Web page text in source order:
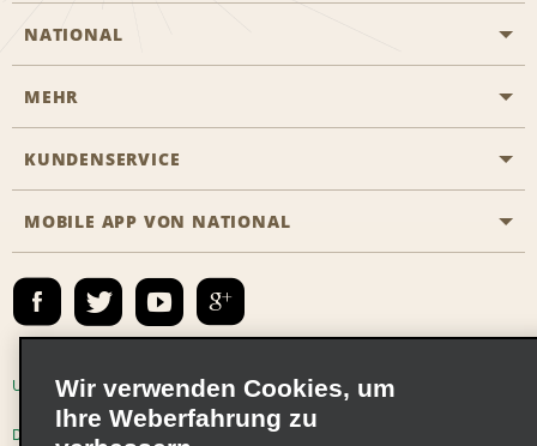
NATIONAL
Eine Reservierung vornehmen
Das Business Rental Programm
Emerald Club Anmelden
MEHR
Karriere
KUNDENSERVICE
Barrierefreiheit
Kontakt
E-Mail anmelden
MOBILE APP VON NATIONAL
Unternehmensinformationen Nutzungsbedingungen
Datenschutzrichtlinie Cookie-Richtlinie
Wir verwenden Cookies, um
Ihre Weberfahrung zu